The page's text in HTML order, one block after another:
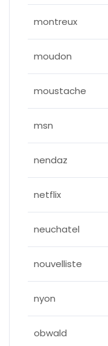
montreux
moudon
moustache
msn
nendaz
netflix
neuchatel
nouvelliste
nyon
obwald